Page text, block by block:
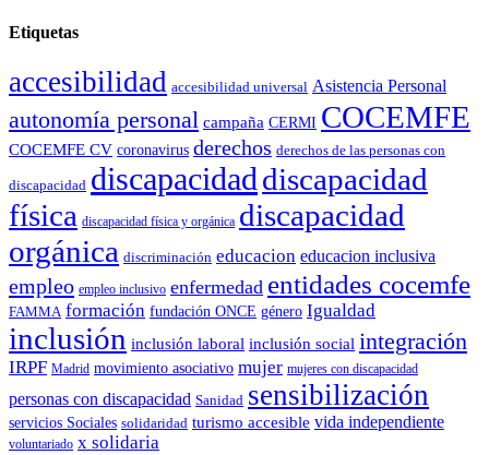
Etiquetas
accesibilidad accesibilidad universal Asistencia Personal
autonomía personal campaña CERMI COCEMFE
COCEMFE CV coronavirus derechos derechos de las personas con
discapacidad discapacidad discapacidad
física discapacidad física y orgánica discapacidad
orgánica discriminación educacion educacion inclusiva
empleo empleo inclusivo enfermedad entidades cocemfe
FAMMA formación fundación ONCE género Igualdad
inclusión inclusión laboral inclusión social integración
IRPF Madrid movimiento asociativo mujer mujeres con discapacidad
personas con discapacidad Sanidad sensibilización
servicios Sociales solidaridad turismo accesible vida independiente
voluntariado x solidaria